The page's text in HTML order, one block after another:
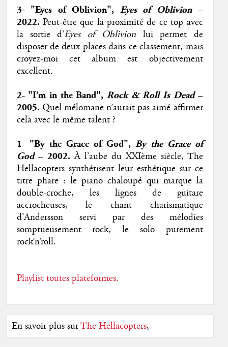
3- "Eyes of Oblivion", Eyes of Oblivion–
2022. Peut-être que la proximité de ce top avec
la sortie d’Eyes of Oblivion lui permet de
disposer de deux places dans ce classement, mais
croyez-moi cet album est objectivement
excellent.
2- "I’m in the Band", Rock & Roll Is Dead–
2005. Quel mélomane n’aurait pas aimé affirmer
cela avec le même talent ?
1- "By the Grace of God", By the Grace of
God– 2002. À l’aube du XXIème siècle, The
Hellacopters synthétisent leur esthétique sur ce
titre phare : le piano chaloupé qui marque la
double-croche, les lignes de guitare
accrocheuses, le chant charismatique
d’Andersson servi par des mélodies
somptueusement rock, le solo purement
rock’n’roll.
Playlist toutes plateformes.
En savoir plus surThe Hellacopters,